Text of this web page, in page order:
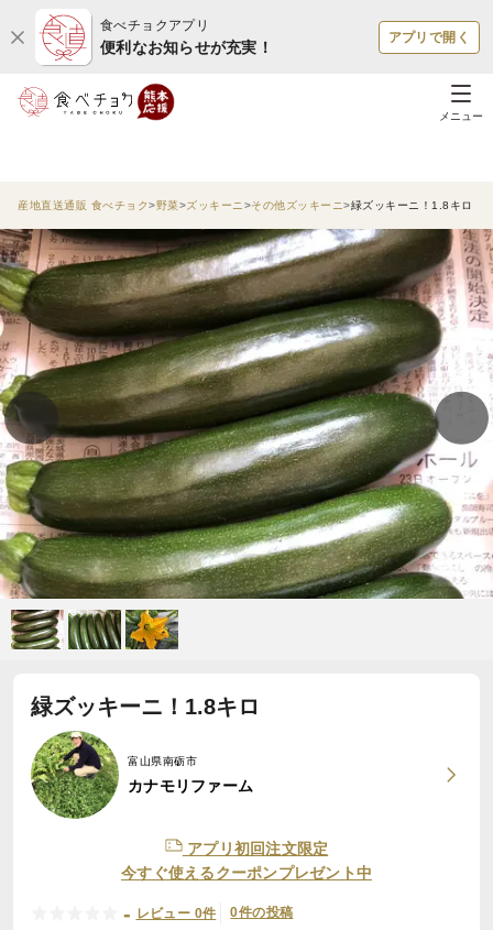
食べチョクアプリ
便利なお知らせが充実！
アプリで開く
メニュー
産地直送通販 食べチョク 野菜 ズッキーニ その他ズッキーニ 緑ズッキーニ！1.8キロ
緑ズッキーニ！1.8キロ
富山県南砺市
カナモリファーム
アプリ初回注文限定
今すぐ使えるクーポンプレゼント中
- レビュー 0件 0件の投稿